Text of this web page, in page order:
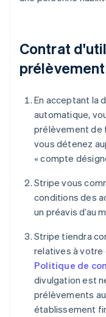
Contrat
En acceptant la
automatique,
prélèvement de
vous détenez
« compte
Stripe vous
conditions des
un préavis d’au
Stripe tiendra
relatives à votre
Politique de
divulgation est
prélèvements
établissement